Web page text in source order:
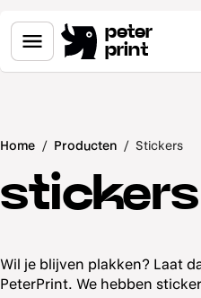
peter
print
Home / Producten / Stickers
stickers
Wil je blijven plakken? Laat
PeterPrint. We hebben